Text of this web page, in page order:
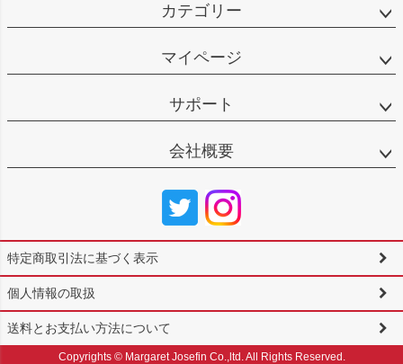
カテゴリー
マイページ
サポート
会社概要
特定商取引法に基づく表示
個人情報の取扱
送料とお支払い方法について
Copyrights © Margaret Josefin Co.,ltd. All Rights Reserved.